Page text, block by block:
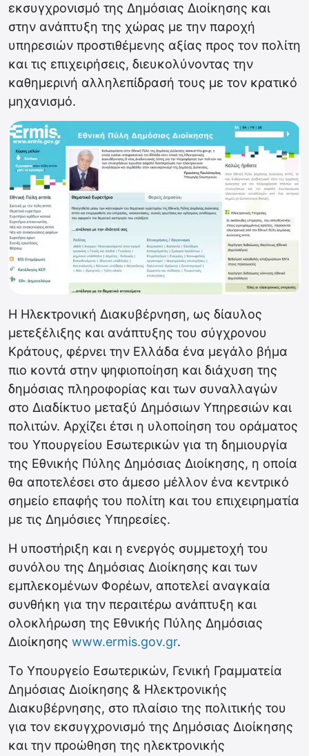
εκσυγχρονισμό της Δημόσιας Διοίκησης και
στην ανάπτυξη της χώρας με την παροχή
υπηρεσιών προστιθέμενης αξίας προς τον πολίτη
και τις επιχειρήσεις, διευκολύνοντας την
καθημερινή αλληλεπίδρασή τους με τον κρατικό
μηχανισμό.
Η Ηλεκτρονική Διακυβέρνηση, ως δίαυλος
μετεξέλιξης και ανάπτυξης του σύγχρονου
Κράτους, φέρνει την Ελλάδα ένα μεγάλο βήμα
πιο κοντά στην ψηφιοποίηση και διάχυση της
δημόσιας πληροφορίας και των συναλλαγών
στο Διαδίκτυο μεταξύ Δημόσιων Υπηρεσιών και
πολιτών. Αρχίζει έτσι η υλοποίηση του οράματος
του Υπουργείου Εσωτερικών για τη δημιουργία
της Εθνικής Πύλης Δημόσιας Διοίκησης, η οποία
θα αποτελέσει στο άμεσο μέλλον ένα κεντρικό
σημείο επαφής του πολίτη και του επιχειρηματία
με τις Δημόσιες Υπηρεσίες.
H υποστήριξη και η ενεργός συμμετοχή του
συνόλου της Δημόσιας Διοίκησης και των
εμπλεκομένων Φορέων, αποτελεί αναγκαία
συνθήκη για την περαιτέρω ανάπτυξη και
ολοκλήρωση της Εθνικής Πύλης Δημόσιας
Διοίκησης www.ermis.gov.gr.
Το Υπουργείο Εσωτερικών, Γενική Γραμματεία
Δημόσιας Διοίκησης & Ηλεκτρονικής
Διακυβέρνησης, στο πλαίσιο της πολιτικής του
για τον εκσυγχρονισμό της Δημόσιας Διοίκησης
και την προώθηση της ηλεκτρονικής